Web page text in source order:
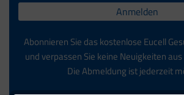
Anmelden
Abonnieren Sie das kostenlose Eucell
und verpassen Sie keine Neuigkeiten
Die Abmeldung ist jederzeit